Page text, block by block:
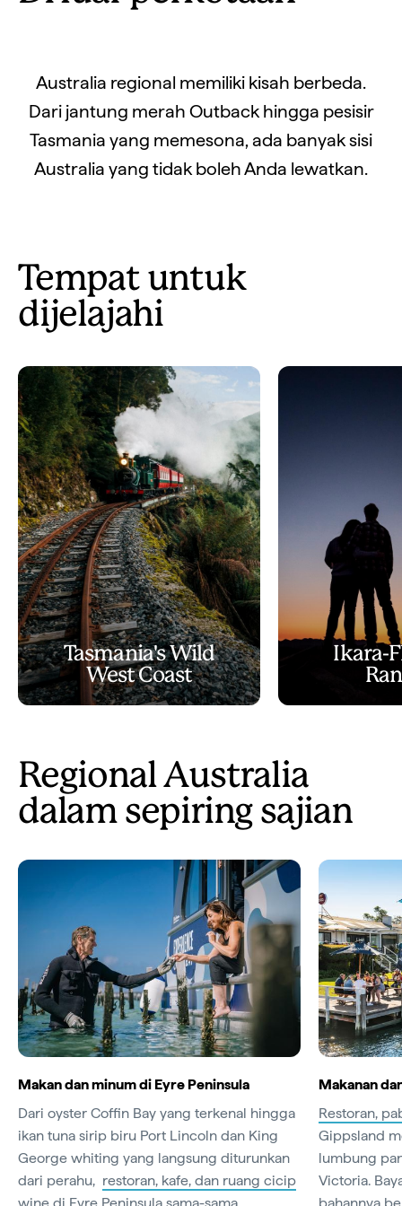
Australia regional memiliki kisah berbeda.
Dari jantung merah Outback hingga pesisir
Tasmania yang memesona, ada banyak sisi
Australia yang tidak boleh Anda lewatkan.
Tempat untuk
dijelajahi
Tasmania's Wild
West Coast
Ikara-
Regional Australia
dalam sepiring sajian
Makan dan minum di Eyre Peninsula
Dari oyster Coffin Bay yang terkenal hingga
ikan tuna sirip biru Port Lincoln dan King
George whiting yang langsung diturunkan
dari perahu, restoran, kafe, dan ruang cicip
Makanan
Restoran,
Gippsland
lumbung
Victoria.